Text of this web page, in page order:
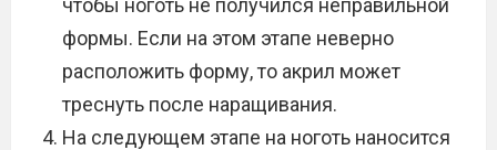
чтобы ноготь не получился неправильной
формы. Если на этом этапе неверно
расположить форму, то акрил может
треснуть после наращивания.
На следующем этапе на ноготь наносится